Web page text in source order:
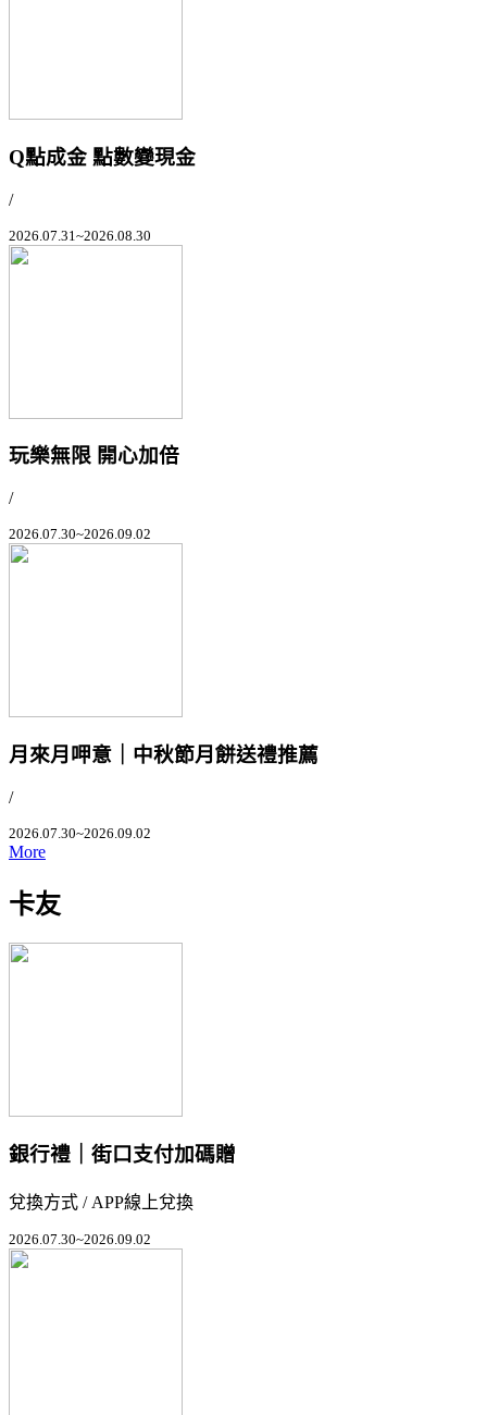
Q點成金 點數變現金
/
2026.07.31~2026.08.30
玩樂無限 開心加倍
/
2026.07.30~2026.09.02
月來月呷意｜中秋節月餅送禮推薦
/
2026.07.30~2026.09.02
More
卡友
銀行禮｜街口支付加碼贈
兌換方式 / APP線上兌換
2026.07.30~2026.09.02